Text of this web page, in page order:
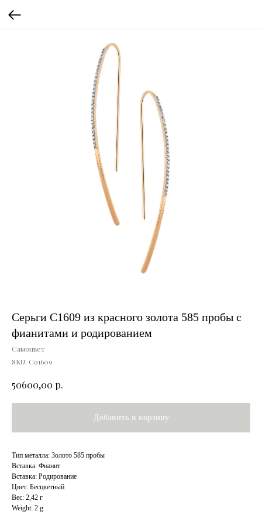
Серьги С1609 из красного золота 585 пробы с
фианитами и родированием
Самоцвет
SKU: Со1609
50600,00 р.
Добавить в корзину
Тип металла: Золото 585 пробы
Вставка: Фианит
Вставка: Родирование
Цвет: Бесцветный
Вес: 2,42 г
Weight: 2 g